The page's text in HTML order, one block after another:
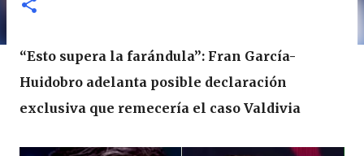
“Esto supera la farándula”: Fran García-
Huidobro adelanta posible declaración
exclusiva que remecería el caso Valdivia